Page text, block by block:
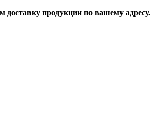
доставку продукции по вашему адресу.